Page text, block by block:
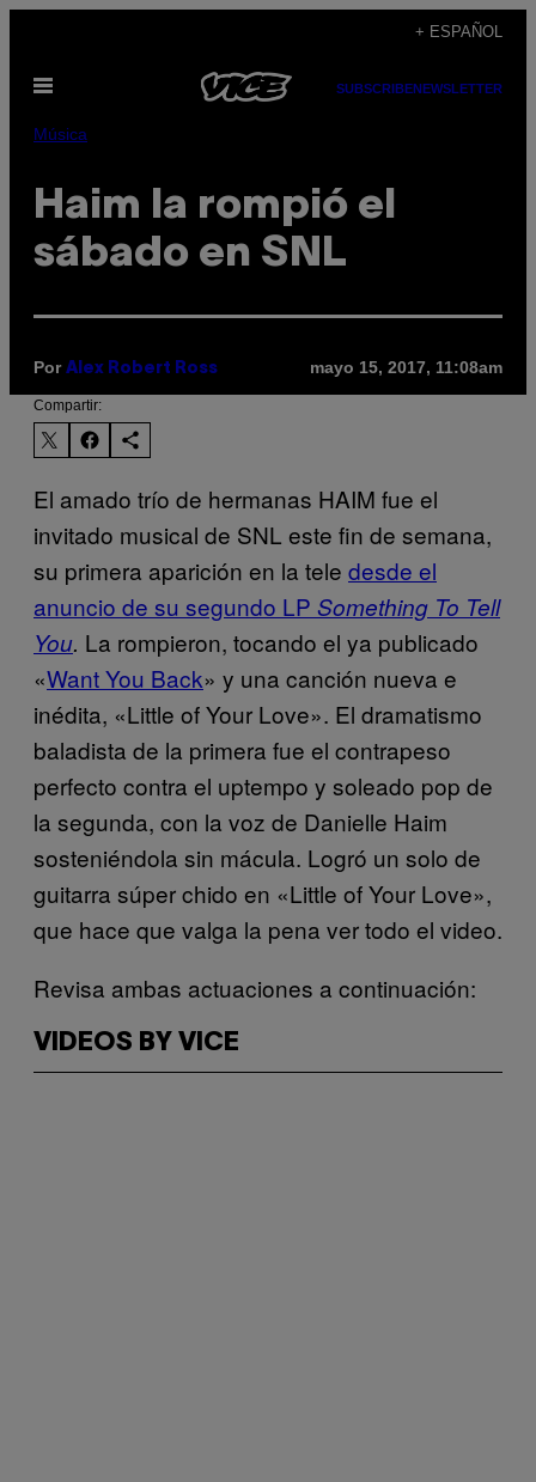
contenido
+ ESPAÑOL
Abrir
SUBSCRIBENEWSLETTER
Música
Haim la rompió el
sábado en SNL
Por Alex Robert Ross mayo 15, 2017, 11:08am
Compartir:
El amado trío de hermanas HAIM fue el
invitado musical de SNL este fin de semana,
su primera aparición en la tele desde el
anuncio de su segundo LP Something To Tell
You. La rompieron, tocando el ya publicado
«Want You Back» y una canción nueva e
inédita, «Little of Your Love». El dramatismo
baladista de la primera fue el contrapeso
perfecto contra el uptempo y soleado pop de
la segunda, con la voz de Danielle Haim
sosteniéndola sin mácula. Logró un solo de
guitarra súper chido en «Little of Your Love»,
que hace que valga la pena ver todo el video.
Revisa ambas actuaciones a continuación:
VIDEOS BY VICE